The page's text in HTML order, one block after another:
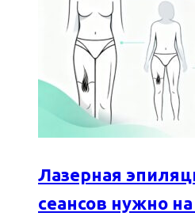
Лазерная
сеансов нужно